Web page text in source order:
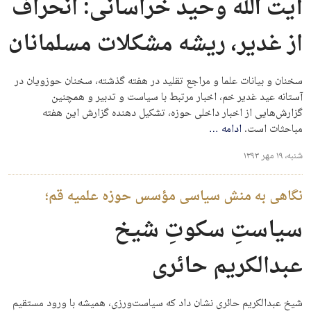
آیت الله وحید خراسانی: انحراف
از غدیر، ریشه مشکلات مسلمانان
سخنان و بیانات علما و مراجع تقلید در هفته گذشته، سخنان حوزویان در
آستانه عید غدیر خم، اخبار مرتبط با سیاست و تدبیر و همچنین
گزارش‌هایی از اخبار داخلی حوزه، تشکیل دهنده گزارش این هفته
مباحثات است.ادامه …
شنبه، ۱۹ مهر ۱۳۹۳
نگاهی به منش سیاسی مؤسس حوزه علمیه قم؛
سیاستِ سکوتِ شیخ
عبدالکریم حائری
شیخ عبدالکریم حائری نشان داد که سیاست‌ورزی، همیشه با ورود مستقیم